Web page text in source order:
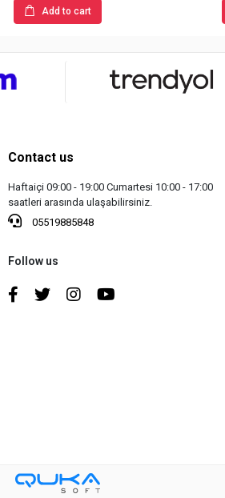
Add to cart
Contact us
Haftaiçi 09:00 - 19:00 Cumartesi 10:00 - 17:00
saatleri arasında ulaşabilirsiniz.
05519885848
Follow us